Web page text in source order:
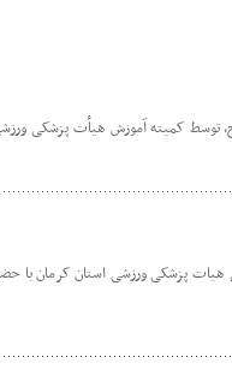
مسلح، توسط کمیته آموزش هیأت پزشکی
پزشکی ورزشی استان کرمان با